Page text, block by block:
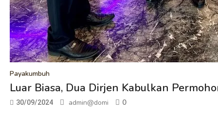
Payakumbuh
Luar Biasa, Dua Dirjen Kabulkan
30/09/2024 admin@domi 0